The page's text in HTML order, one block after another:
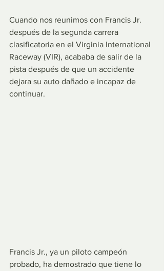
Cuando nos reunimos con Francis Jr.
después de la segunda carrera
clasificatoria en el Virginia International
Raceway (VIR), acababa de salir de la
pista después de que un accidente
dejara su auto dañado e incapaz de
continuar.
Francis Jr., ya un piloto campeón
probado, ha demostrado que tiene lo